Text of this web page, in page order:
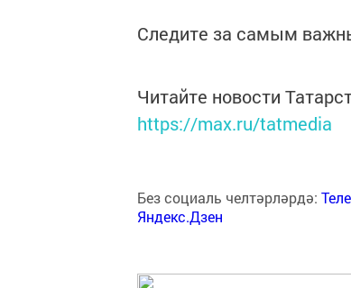
Следите за самым
Читайте новости
https://max.ru/tatmedia
Без социаль челтәрләрдә:
Яндекс.Дзен